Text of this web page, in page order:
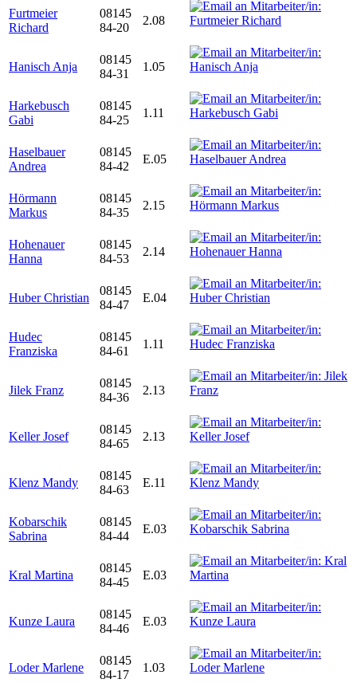
Furtmeier
Richard
08145
84-20
2.08
Hanisch Anja
08145
84-31
1.05
Harkebusch
Gabi
08145
84-25
1.11
Haselbauer
Andrea
08145
84-42
E.05
Hörmann
Markus
08145
84-35
2.15
Hohenauer
Hanna
08145
84-53
2.14
Huber Christian
08145
84-47
E.04
Hudec
Franziska
08145
84-61
1.11
Jilek Franz
08145
84-36
2.13
Keller Josef
08145
84-65
2.13
Klenz Mandy
08145
84-63
E.11
Kobarschik
Sabrina
08145
84-44
E.03
Kral Martina
08145
84-45
E.03
Kunze Laura
08145
84-46
E.03
Loder Marlene
08145
84-17
1.03